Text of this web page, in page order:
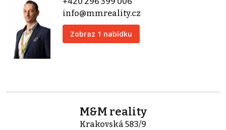
info@mmreality.cz
Zobraz 1 nabídku
M&M reality
Krakovská 583/9